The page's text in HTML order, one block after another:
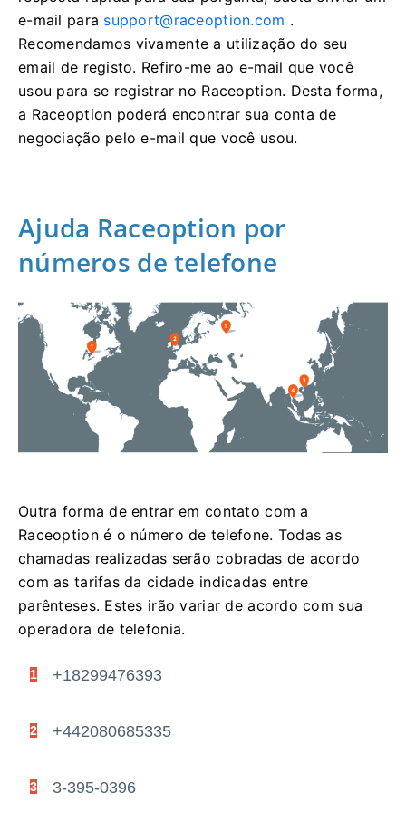
e-mail para support@raceoption.com .
Recomendamos vivamente a utilização do seu
email de registo. Refiro-me ao e-mail que você
usou para se registrar no Raceoption. Desta forma,
a Raceoption poderá encontrar sua conta de
negociação pelo e-mail que você usou.
Ajuda Raceoption por
números de telefone
Outra forma de entrar em contato com a
Raceoption é o número de telefone. Todas as
chamadas realizadas serão cobradas de acordo
com as tarifas da cidade indicadas entre
parênteses. Estes irão variar de acordo com sua
operadora de telefonia.
1 +18299476393
2 +442080685335
3 3-395-0396